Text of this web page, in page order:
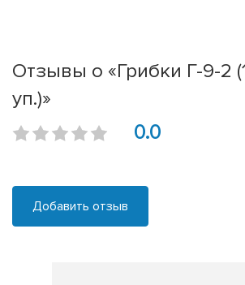
Отзывы о «Грибки Г-9-2
уп.)»
0.0
Добавить отзыв